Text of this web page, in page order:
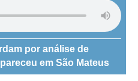
por análise de
em São Mateus